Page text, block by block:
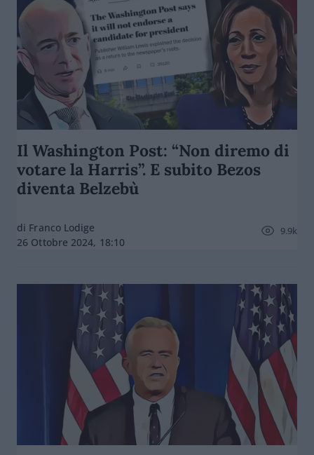
Il Washington Post: “Non diremo di
votare la Harris”. E subito Bezos
diventa Belzebù
di Franco Lodige
26 Ottobre 2024, 18:10
9.9k